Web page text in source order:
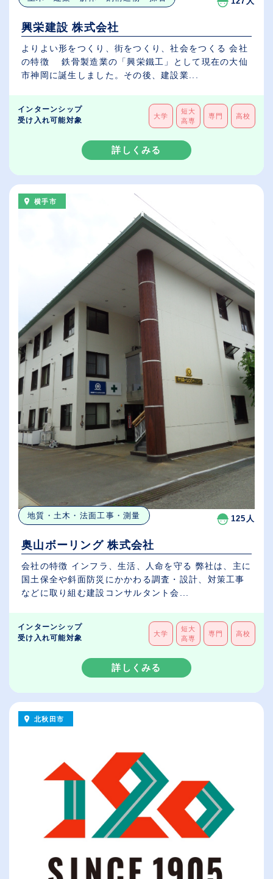
興栄建設 株式会社
よりよい形をつくり、街をつくり、社会をつくる 会社
の特徴 鉄骨製造業の「興栄鐵工」として現在の大仙
市神岡に誕生しました。その後、建設業...
インターンシップ
受け入れ可能対象
大学
短大
高専
専門 高校
詳しくみる
横手市
地質・土木・法面工事・測量 125人
奥山ボーリング 株式会社
会社の特徴 インフラ、生活、人命を守る 弊社は、主に
国土保全や斜面防災にかかわる調査・設計、対策工事
などに取り組む建設コンサルタント会...
インターンシップ
受け入れ可能対象
大学
短大
高専
専門 高校
詳しくみる
北秋田市